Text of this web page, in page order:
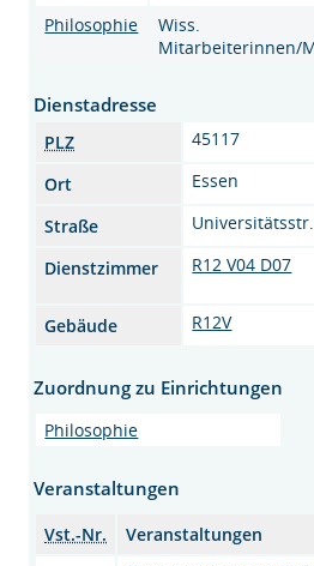
Philosophie
Wiss.
Mitarbeiterinnen/
Dienstadresse
PLZ
45117
Ort
Essen
Straße
Dienstzimmer
R12 V04 D07
Gebäude R12V
Zuordnung zu Einrichtungen
Philosophie
Veranstaltungen
Vst.-Nr.
Veranstaltungen